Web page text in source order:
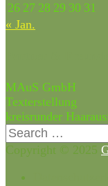
26 27 28 29 30 31
« Jan.
MAuS GmbH
Texterstellung
kreisrunder
Copyright © 2025